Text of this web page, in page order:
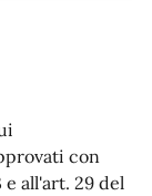
con
all'art. 29 del